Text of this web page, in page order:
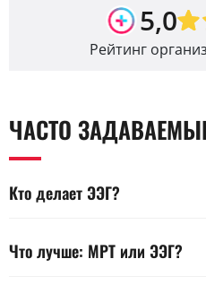
5,0
Рейтинг
ЧАСТО
Кто делает ЭЭГ?
функциональной диагностике.
следит за правильной
невролог или врач-
Что лучше: МРТ или ЭЭГ?